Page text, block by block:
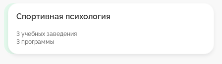
Спортивная психология
3 учебных заведения
3 программы